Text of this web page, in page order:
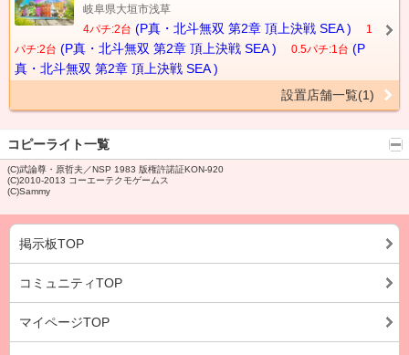
岐阜県大垣市浅草
4パチ:2台 (P真・北斗無双 第2章 頂上決戦 SEA )
1
パチ:2台 (P真・北斗無双 第2章 頂上決戦 SEA ) 0.5パチ:1台 (P
真・北斗無双 第2章 頂上決戦 SEA )
設置店舗一覧(1)
コピーライト一覧
(C)武論尊・原哲夫／NSP 1983 版権許諾証KON-920
(C)2010-2013 コーエーテクモゲームス
(C)Sammy
掲示板TOP
コミュニティTOP
マイページTOP